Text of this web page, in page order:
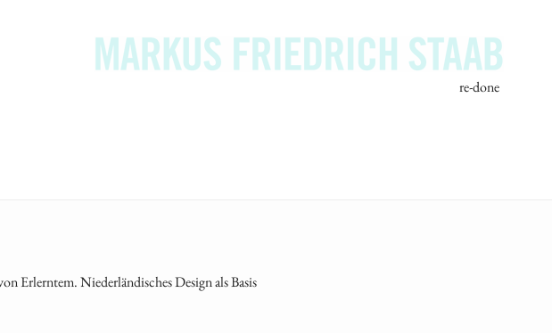
re-done
Erlerntem. Niederländisches Design als Basis